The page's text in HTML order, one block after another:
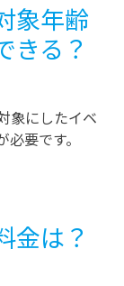
象年齢
きる？
象にしたイベ
要です。
金は？